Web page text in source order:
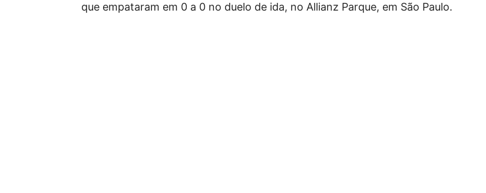
que empataram em 0 a 0 no duelo de ida, no Allianz Parque, em São Paulo.